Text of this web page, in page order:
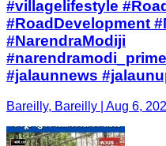
#villagelifestyle
#RoadDevelopment
#NarendraModiji
#jalaunnews
Bareilly, Bareilly | Aug 6,